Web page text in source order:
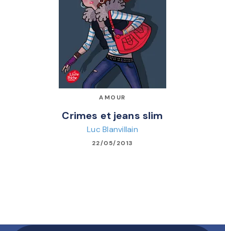
AMOUR
Crimes et jeans slim
Luc Blanvillain
22/05/2013